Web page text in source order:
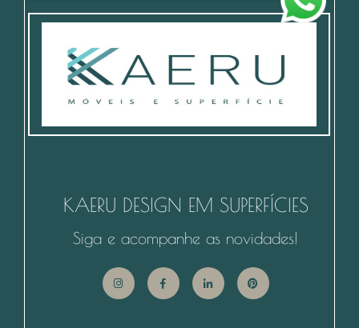
KAERU DESIGN EM SUPERFÍCIES
Siga e acompanhe as novidades!